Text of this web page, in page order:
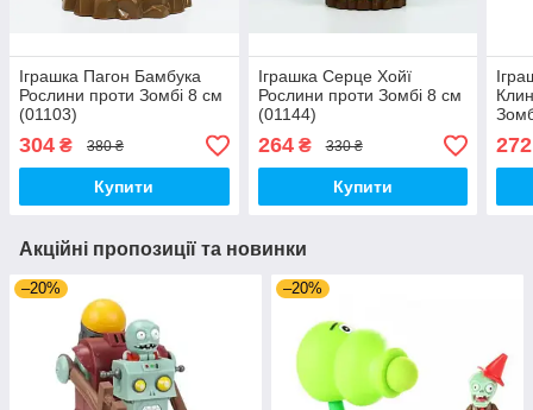
Іграшка Пагон Бамбука
Рослини проти Зомбі 8 см
(01103)
304 ₴ 380 ₴
Купити
Іграшка Серце Хойї
Рослини проти Зомбі 8 см
(01144)
264₴ 330 ₴
Купити
272
Акційні пропозиції та новинки
–20% –20%